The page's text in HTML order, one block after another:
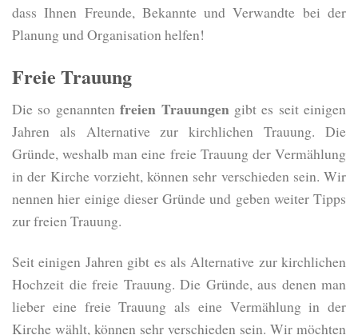
dass Ihnen Freunde, Bekannte und Verwandte bei der
Planung und Organisation helfen!
Freie Trauung
Die so genanntenfreien Trauungengibt es seit einigen
Jahren als Alternative zur kirchlichen Trauung. Die
Gründe, weshalb man eine freie Trauung der Vermählung
in der Kirche vorzieht, können sehr verschieden sein. Wir
nennen hier einige dieser Gründe und geben weiter Tipps
zur freien Trauung.
Seit einigen Jahren gibt es als Alternative zur kirchlichen
Hochzeit die freie Trauung. Die Gründe, aus denen man
lieber eine freie Trauung als eine Vermählung in der
Kirche wählt, können sehr verschieden sein. Wir möchten